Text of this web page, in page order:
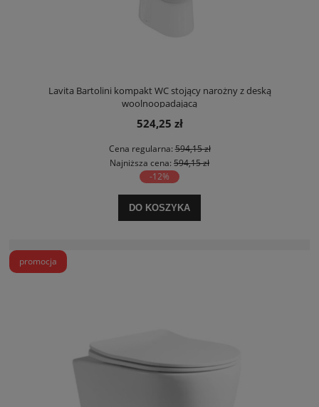
Lavita Bartolini kompakt WC stojący narożny z deską
woolnoopadającą
524,25 zł
Cena regularna:594,15 zł
Najniższa cena: 594,15 zł
-12%
DO KOSZYKA
promocja